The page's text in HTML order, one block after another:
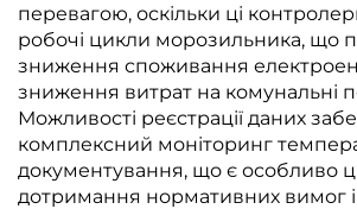
перевагою, оскільки ці
робочі цикли морозильника, що
зниження споживання
зниження витрат на комунальні
Можливості реєстрації даних
комплексний моніторинг
документування, що є особливо
дотримання нормативних вимог